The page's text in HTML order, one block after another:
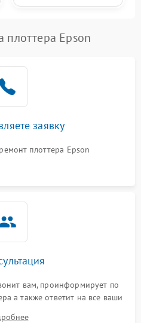
плоттера Epson
заявку
плоттера Epson
вам, проинформирует по
а также ответит на все ваши